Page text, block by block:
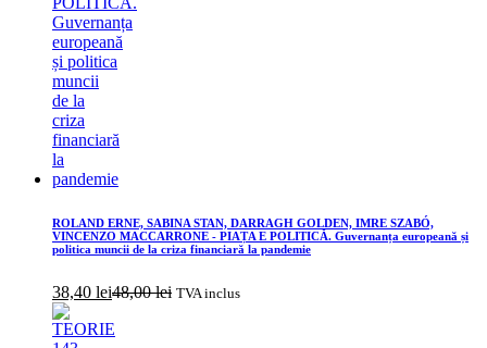
ROLAND ERNE, SABINA STAN, DARRAGH GOLDEN, IMRE SZABÓ,
VINCENZO MACCARRONE - PIAȚA E POLITICĂ. Guvernanța europeană și
politica muncii de la criza financiară la pandemie
38,40 lei48,00lei TVA inclus